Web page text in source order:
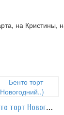
на Кристины,
Бенто торт Новогодний..)